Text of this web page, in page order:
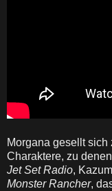
Morgana gesellt
Charaktere, zu
Jet Set Radio,
Monster Rancher,